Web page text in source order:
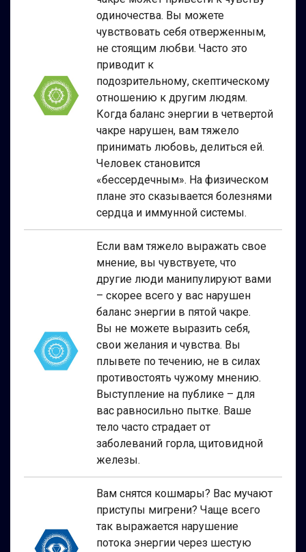
одиночества. Вы можете
чувствовать себя отверженным,
не стоящим любви. Часто это
приводит к
подозрительному, скептическому
отношению к другим людям.
Когда баланс энергии в четвертой
чакре нарушен, вам тяжело
принимать любовь, делиться ей.
Человек становится
«бессердечным». На физическом
плане это сказывается болезнями
сердца и иммунной системы.
Если вам тяжело выражать свое
мнение, вы чувствуете, что
другие люди манипулируют вами
– скорее всего у вас нарушен
баланс энергии в пятой чакре.
Вы не можете выразить себя,
свои желания и чувства. Вы
плывете по течению, не в силах
противостоять чужому мнению.
Выступление на публике – для
вас равносильно пытке. Ваше
тело часто страдает от
заболеваний горла, щитовидной
железы.
Вам снятся кошмары? Вас мучают
приступы мигрени? Чаще всего
так выражается нарушение
потока энергии через шестую